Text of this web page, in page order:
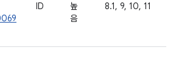
ID
높
음
8.1, 9, 10, 11